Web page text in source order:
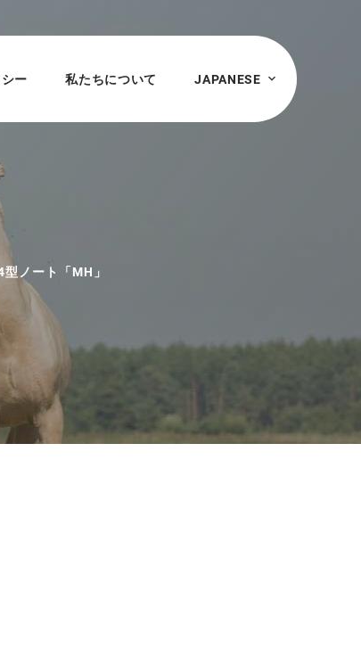
ー 私たちについて JAPANESE
ノート「MH」